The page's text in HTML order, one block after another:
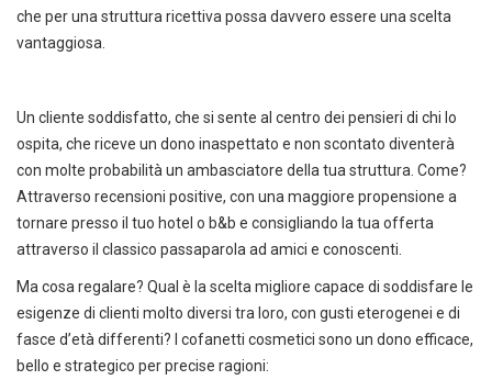
che per una struttura ricettiva possa davvero essere una scelta
vantaggiosa.
Un cliente soddisfatto, che si sente al centro dei pensieri di chi lo
ospita, che riceve un dono inaspettato e non scontato diventerà
con molte probabilità un ambasciatore della tua struttura. Come?
Attraverso recensioni positive, con una maggiore propensione a
tornare presso il tuo hotel o b&b e consigliando la tua offerta
attraverso il classico passaparola ad amici e conoscenti.
Ma cosa regalare? Qual è la scelta migliore capace di soddisfare le
esigenze di clienti molto diversi tra loro, con gusti eterogenei e di
fasce d’età differenti? I cofanetti cosmetici sono un dono efficace,
bello e strategico per precise ragioni: